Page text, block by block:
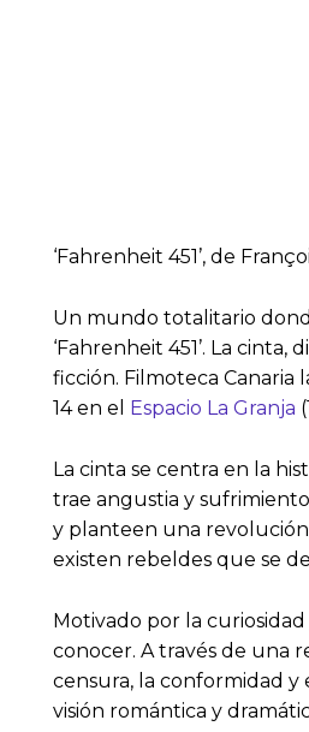
‘Fahrenheit 451’, de
Un mundo totalitario
‘Fahrenheit 451’. La
ficción. Filmoteca Canaria
14 en el Espacio La Granja
La cinta se centra en la
trae angustia y
y planteen una
existen rebeldes que se
Motivado por la
conocer. A través de una
censura, la conformidad
visión romántica y